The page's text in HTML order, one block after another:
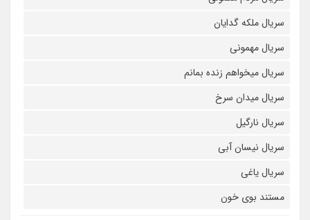
سریال ملکه گدایان
سریال مهمونی
سریال میخواهم زنده بمانم
سریال میدان سرخ
سریال نارگیل
سریال نیسان آبی
سریال یاغی
مستند بوی خون